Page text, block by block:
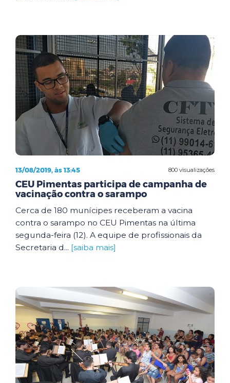
800 visualizações
13/08/2019, às 13:45
CEU Pimentas participa de campanha de
vacinação contra o sarampo
Cerca de 180 munícipes receberam a vacina
contra o sarampo no CEU Pimentas na última
segunda-feira (12). A equipe de profissionais da
Secretaria d... [saiba mais]